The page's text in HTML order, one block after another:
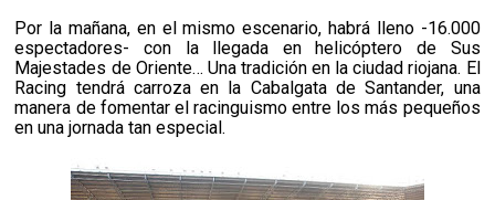
Por la mañana, en el mismo escenario, habrá lleno -16.000
espectadores- con la llegada en helicóptero de Sus
Majestades de Oriente… Una tradición en la ciudad riojana. El
Racing tendrá carroza en la Cabalgata de Santander, una
manera de fomentar el racinguismo entre los más pequeños
en una jornada tan especial.